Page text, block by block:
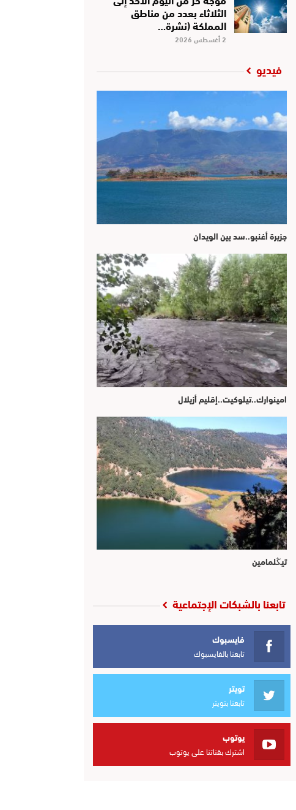
الثلاثاء بعدد من مناطق
المملكة (نشرة…
2 أغسطس 2026
فيديو
جزيرة أغنبو..سد بين الويدان
امينوارك..تيلوكيت..إقليم أزيلال
تيڭلمامين
تابعنا بالشبكات الإجتماعية
فايسبوك
تابعنا بالفايسبوك
تويتر
تابعنا بتويتر
يوتوب
اشترك بقناتنا على يوتوب